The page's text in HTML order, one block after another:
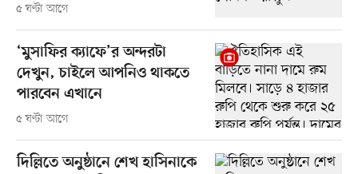
৫ ঘণ্টা আগে
‘মুসাফির ক্যাফে’র অন্দরটা
দেখুন, চাইলে আপনিও থাকতে
পারবেন এখানে
৫ ঘণ্টা আগে
দিল্লিতে অনুষ্ঠানে শেখ হাসিনাকে